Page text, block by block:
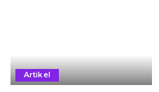
Artikel